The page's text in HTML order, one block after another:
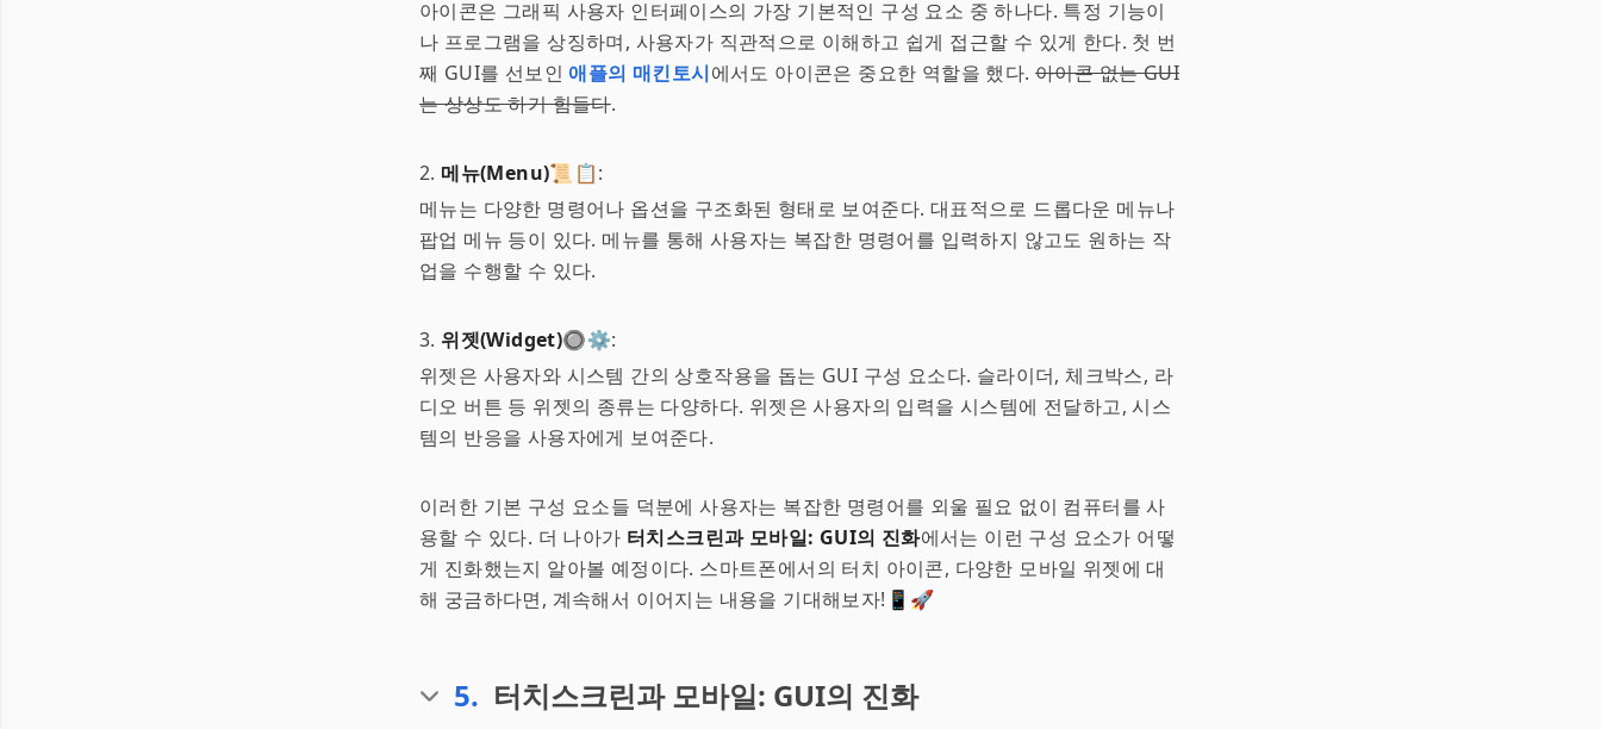
아이콘은 그래픽 사용자 인터페이스의 가장 기본적인 구성 요소 중 하나다. 특정 기능이
나 프로그램을 상징하며, 사용자가 직관적으로 이해하고 쉽게 접근할 수 있게 한다. 첫 번
째 GUI를 선보인 애플의 매킨토시에서도 아이콘은 중요한 역할을 했다.아이콘 없는 GUI
는 상상도 하기 힘들다.
2. 메뉴(Menu)📜📋:
메뉴는 다양한 명령어나 옵션을 구조화된 형태로 보여준다. 대표적으로 드롭다운 메뉴나
팝업 메뉴 등이 있다. 메뉴를 통해 사용자는 복잡한 명령어를 입력하지 않고도 원하는 작
업을 수행할 수 있다.
3. 위젯(Widget)🔘⚙️:
위젯은 사용자와 시스템 간의 상호작용을 돕는 GUI 구성 요소다. 슬라이더, 체크박스, 라
디오 버튼 등 위젯의 종류는 다양하다. 위젯은 사용자의 입력을 시스템에 전달하고, 시스
템의 반응을 사용자에게 보여준다.
이러한 기본 구성 요소들 덕분에 사용자는 복잡한 명령어를 외울 필요 없이 컴퓨터를 사
용할 수 있다. 더 나아가 터치스크린과 모바일: GUI의 진화에서는 이런 구성 요소가 어떻
게 진화했는지 알아볼 예정이다. 스마트폰에서의 터치 아이콘, 다양한 모바일 위젯에 대
해 궁금하다면, 계속해서 이어지는 내용을 기대해보자!📱🚀
5. 터치스크린과 모바일: GUI의 진화